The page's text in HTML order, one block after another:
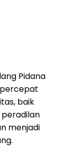
Pidana
baik
peradilan
menjadi